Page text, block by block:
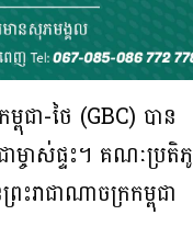
ពុជា-ថៃ (GBC) បាន
ាម្ចាស់ផ្ទះ។ គណៈប្រតិភូ
រាជាណាចក្រកម្ពុជា